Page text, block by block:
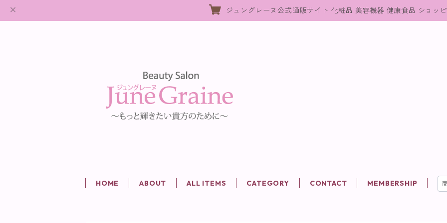
ジュングレーヌ公式通販サイト 化粧品 美容機器 健康食品 ショッ
HOME ABOUT ALL ITEMS CATEGORY CONTACT MEMBERSHIP